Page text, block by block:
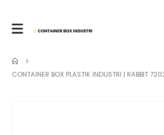
CONTAINER BOX PLASTIK INDUSTRI | RABBIT